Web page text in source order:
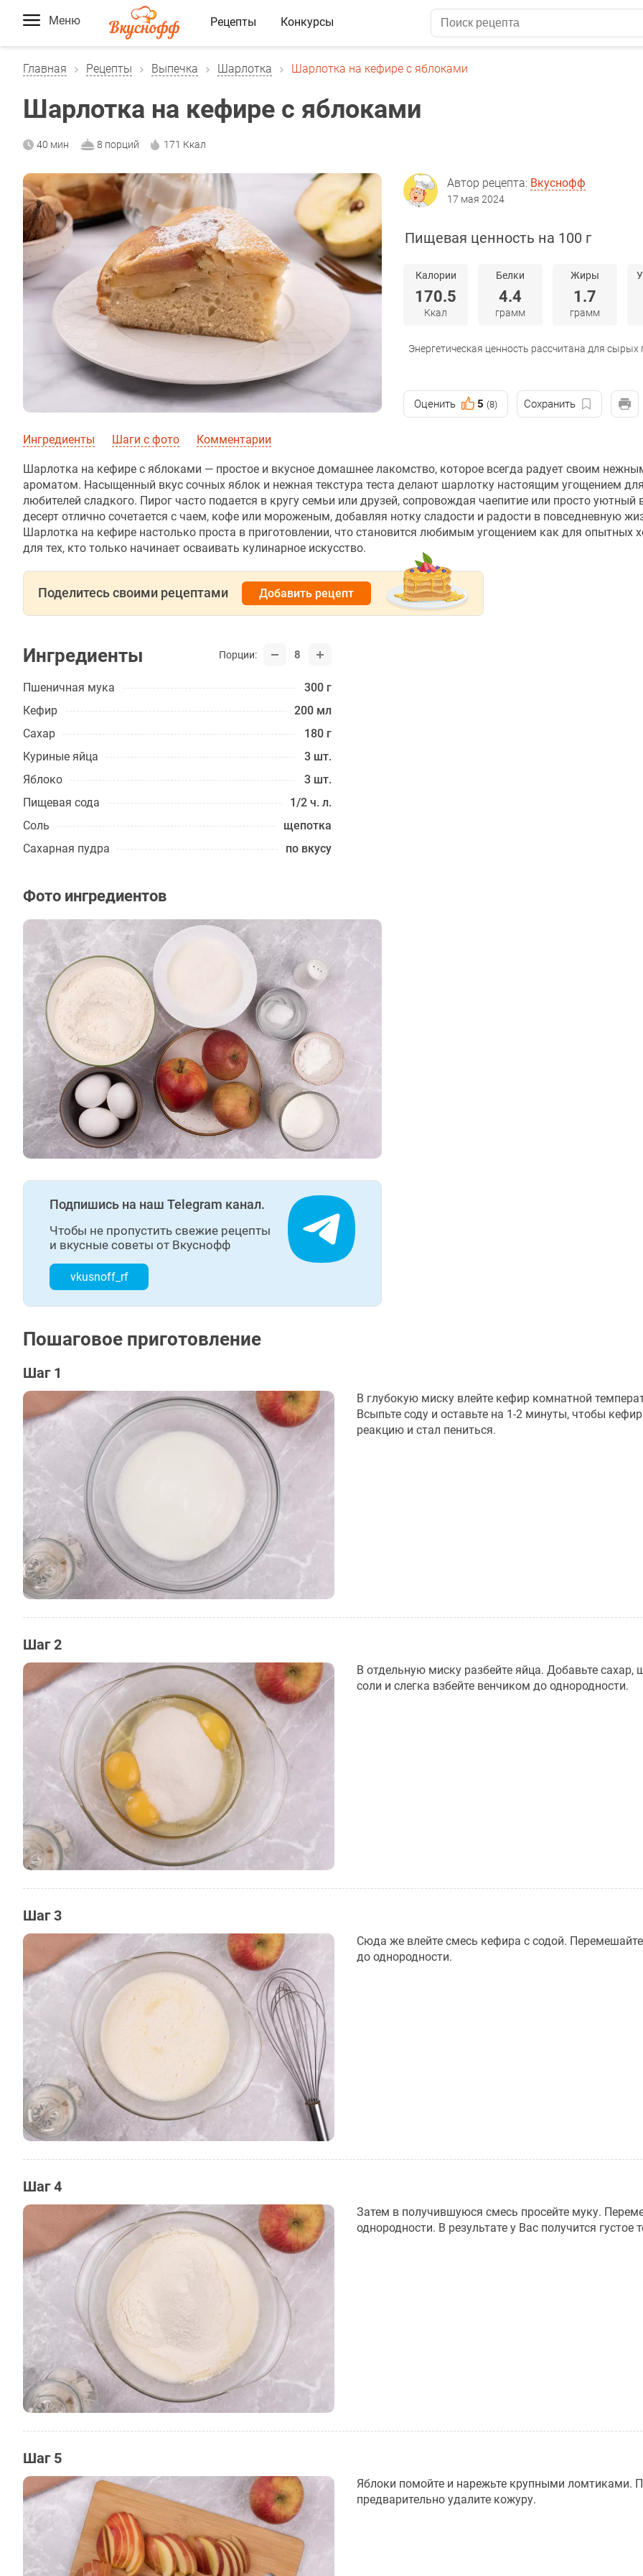
Меню Рецепты Конкурсы
Главная Рецепты Выпечка Шарлотка Шарлотка на кефире с яблоками
Шарлотка на кефире с яблоками
40 мин 8 порций 171 Ккал
Автор рецепта: Вкуснофф
17 мая 2024
Пищевая ценность на 100 г
Калории
170.5
Ккал
Белки
4.4
грамм
Жиры
1.7
грамм
Энергетическая ценность рассчитана для сырых
Оценить 5 (8) Сохранить
Ингредиенты Шаги с фото Комментарии
Шарлотка на кефире с яблоками — простое и вкусное домашнее лакомство, которое всегда радует своим
ароматом. Насыщенный вкус сочных яблок и нежная текстура теста делают шарлотку настоящим угощением
любителей сладкого. Пирог часто подается в кругу семьи или друзей, сопровождая чаепитие или просто уютный
десерт отлично сочетается с чаем, кофе или мороженым, добавляя нотку сладости и радости в повседневную
Шарлотка на кефире настолько проста в приготовлении, что становится любимым угощением как для опытных
для тех, кто только начинает осваивать кулинарное искусство.
Поделитесь своими рецептами Добавить рецепт
Ингредиенты Порции: 8
Пшеничная мука
300 г
Кефир
200 мл
Сахар
180 г
Куриные яйца
3 шт.
Яблоко
3 шт.
Пищевая сода
1/2 ч. л.
Соль
щепотка
Сахарная пудра
по вкусу
Фото ингредиентов
Подпишись на наш Telegram канал.
Чтобы не пропустить свежие рецепты
и вкусные советы от Вкуснофф
vkusnoff_rf
Пошаговое приготовление
Шаг 1
В глубокую миску влейте кефир комнатной
Всыпьте соду и оставьте на 1-2 минуты, чтобы
реакцию и стал пениться.
Шаг 2
В отдельную миску разбейте яйца. Добавьте сахар,
соли и слегка взбейте венчиком до однородности.
Шаг 3
Сюда же влейте смесь кефира с содой.
до однородности.
Шаг 4
Затем в получившуюся смесь просейте муку.
однородности. В результате у Вас получится густое
Шаг 5
Яблоки помойте и нарежьте крупными ломтиками.
предварительно удалите кожуру.